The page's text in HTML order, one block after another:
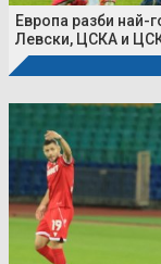
Европа разби най-
Левски, ЦСКА и